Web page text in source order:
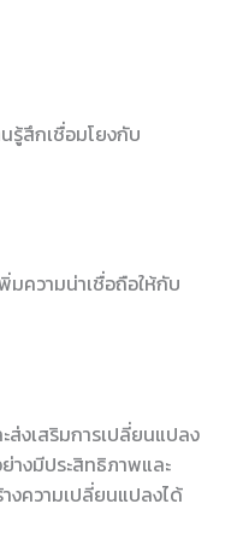
รู้สึกเชื่อมโยงกับ
ความน่าเชื่อถือให้กับ
ส่งเสริมการเปลี่ยนแปลง
างมีประสิทธิภาพและ
งความเปลี่ยนแปลงได้